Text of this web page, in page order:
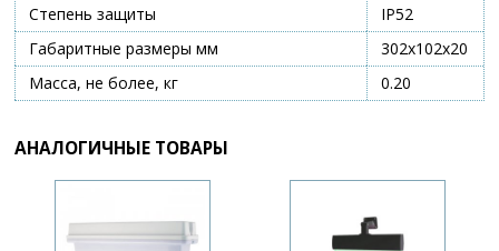
Степень защиты
IP52
Габаритные размеры мм
302х102х20
Масса, не более, кг
0.20
АНАЛОГИЧНЫЕ ТОВАРЫ